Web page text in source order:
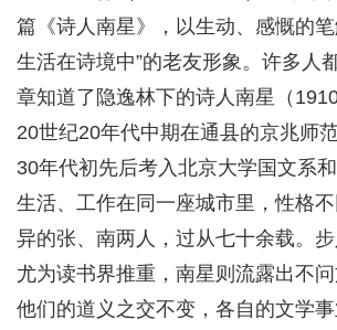
篇《诗人南星》，以生动、感慨的笔
生活在诗境中”的老友形象。许多人
章知道了隐逸林下的诗人南星（
20世纪20年代中期在通县的京兆师
30年代初先后考入北京大学国文系
生活、工作在同一座城市里，性格
异的张、南两人，过从七十余载。
尤为读书界推重，南星则流露出不
他们的道义之交不变，各自的文学